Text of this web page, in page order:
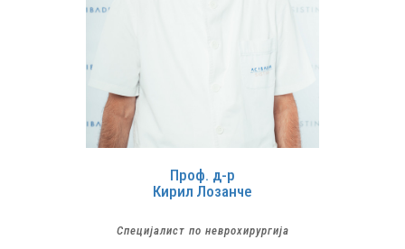
Проф. д-р
Кирил Лозанче
Специјалист по неврохирургија